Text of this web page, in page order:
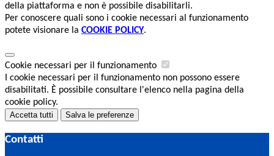
della piattaforma e non è possibile disabilitarli.
Per conoscere quali sono i cookie necessari al funzionamento
potete visionare la COOKIE POLICY.
Cookie necessari per il funzionamento
I cookie necessari per il funzionamento non possono essere
disabilitati. È possibile consultare l'elenco nella pagina della
cookie policy.
Accetta tutti Salva le preferenze
Contatti